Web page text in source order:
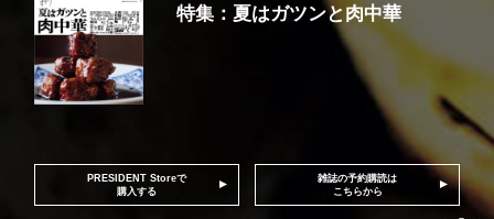
特集：夏はガツンと肉中華
PRESIDENT Storeで
購入する
雑誌の予約購読は
こちらから